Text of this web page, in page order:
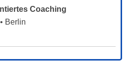
Coaching
• Berlin